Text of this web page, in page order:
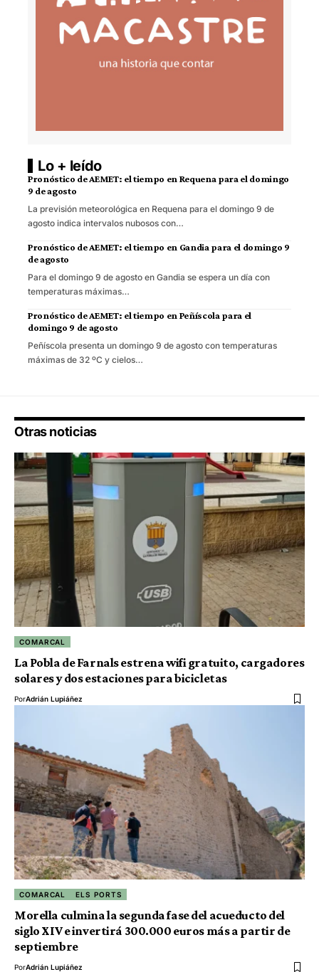
Lo + leído
Pronóstico de AEMET: el tiempo en Requena para el domingo
9 de agosto
La previsión meteorológica en Requena para el domingo 9 de
agosto indica intervalos nubosos con…
Pronóstico de AEMET: el tiempo en Gandia para el domingo 9
de agosto
Para el domingo 9 de agosto en Gandia se espera un día con
temperaturas máximas…
Pronóstico de AEMET: el tiempo en Peñíscola para el
domingo 9 de agosto
Peñíscola presenta un domingo 9 de agosto con temperaturas
máximas de 32 ºC y cielos…
Otras noticias
COMARCAL
La Pobla de Farnals estrena wifi gratuito, cargadores
solares y dos estaciones para bicicletas
PorAdrián Lupiáñez
COMARCAL ELS PORTS
Morella culmina la segunda fase del acueducto del
siglo XIV e invertirá 300.000 euros más a partir de
septiembre
PorAdrián Lupiáñez